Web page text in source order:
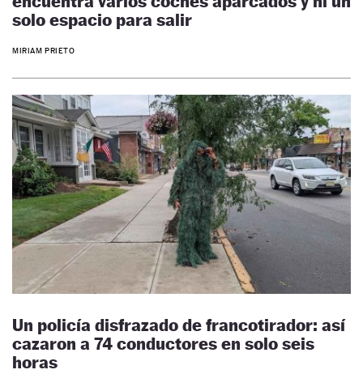
solo espacio para salir
MIRIAM PRIETO
Un policía disfrazado de francotirador: así
cazaron a 74 conductores en solo seis
horas